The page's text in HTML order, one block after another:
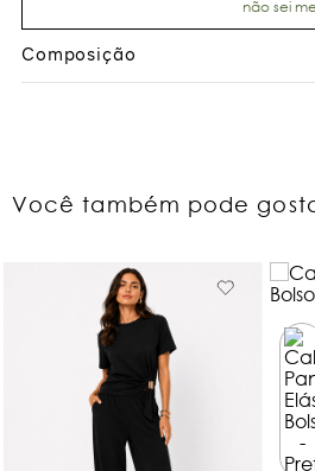
não sei
Composição
Você também pode
-
R$